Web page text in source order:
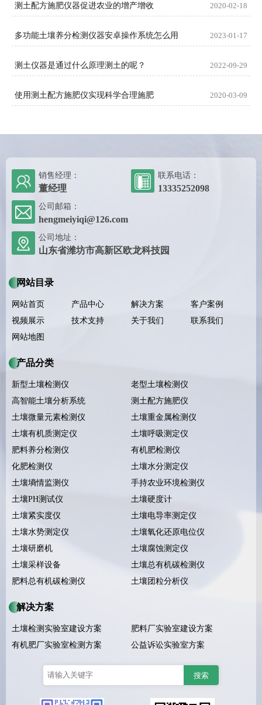
测土配方施肥仪器促进农业的增产增收 2020-02-18
多功能土壤养分检测仪器安卓操作系统怎么用 2023-01-17
测土仪器是通过什么原理测土的呢？ 2022-09-29
使用测土配方施肥仪实现科学合理施肥 2020-03-09
销售经理：
董经理
联系电话：
13335252098
公司邮箱：
hengmeiyiqi@126.com
公司地址：
山东省潍坊市高新区欧龙科技园
网站目录
网站首页 产品中心 解决方案
客户案例
视频展示
技术支持 关于我们
联系我们
网站地图
产品分类
新型土壤检测仪
老型土壤检测仪
高智能土壤分析系统
测土配方施肥仪
土壤微量元素检测仪
土壤重金属检测仪
土壤有机质测定仪
土壤呼吸测定仪
肥料养分检测仪
有机肥检测仪
化肥检测仪
土壤水分测定仪
土壤墒情监测仪
手持农业环境检测仪
土壤PH测试仪
土壤硬度计
土壤紧实度仪
土壤电导率测定仪
土壤水势测定仪
土壤氧化还原电位仪
土壤研磨机
土壤腐蚀测定仪
土壤采样设备
土壤总有机碳检测仪
肥料总有机碳检测仪
土壤团粒分析仪
解决方案
土壤检测实验室建设方案
肥料厂实验室建设方案
有机肥厂实验室检测方案
公益诉讼实验室方案